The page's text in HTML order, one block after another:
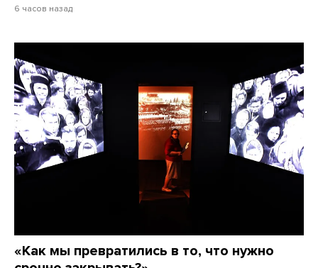
6 часов назад
«Как мы превратились в то, что нужно